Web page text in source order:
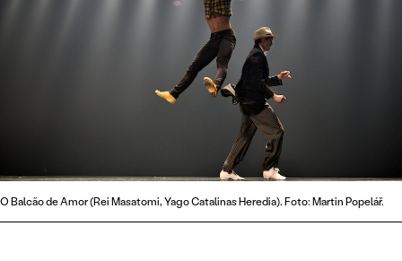
O Balcão de Amor (Rei Masatomi, Yago Catalinas Heredia). Foto: Martin Popelář.